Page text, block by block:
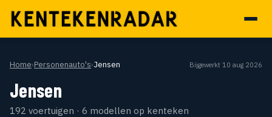
Home›Personenauto's›Jensen Bijgewerkt 10 aug 2026
Jensen
192 voertuigen · 6 modellen op kenteken